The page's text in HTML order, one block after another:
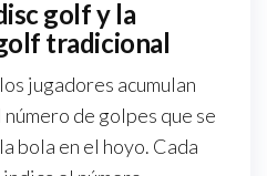
golf y la
tradicional
jugadores acumulan
de golpes que se
bola en el hoyo. Cada